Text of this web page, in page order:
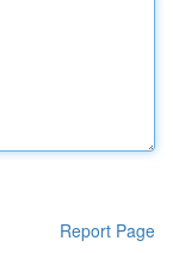
Report Page